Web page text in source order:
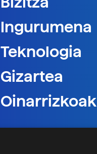
Ingurumena
Teknologia
Gizartea
Oinarrizkoak